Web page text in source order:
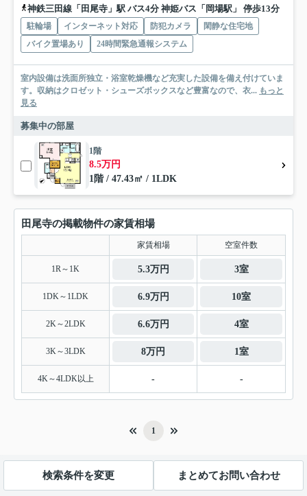
神鉄三田線「田尾寺」駅 バス4分 神姫バス「岡場駅」 停歩13分
駐輪場 インターネット対応 防犯カメラ
閑静な住宅地
バイク置場あり
24時間緊急通報システム
室内設備は洗面所独立・浴室乾燥機など充実した設備を備え付けていま
す。収納はクロゼット・シューズボックスなど豊富なので、衣... もっと
見る
募集中の部屋
1階
8.5万円
1階 / 47.43㎡ / 1LDK
田尾寺の掲載物件の家賃相場
家賃相場 空室件数
1R～1K 5.3万円 3室
1DK～1LDK 6.9万円 10室
2K～2LDK 6.6万円 4室
3K～3LDK 8万円 1室
4K～4LDK以上 - -
1
検索条件を変更 まとめてお問い合わせ